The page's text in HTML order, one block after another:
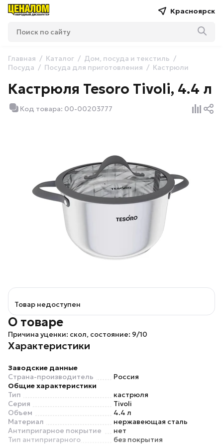
Красноярск
Главная Каталог
Дом, посуда и текстиль
Посуда
Посуда для приготовления Кастрюли
Кастрюля Tesoro Tivoli, 4.4 л
Код товара: 00-00203777
Товар недоступен
О товаре
Причина уценки: скол, состояние: 9/10
Характеристики
Заводские данные
Страна-производитель
Россия
Общие характеристики
Тип
кастрюля
Серия
Tivoli
Объем
4.4 л
Материал
нержавеющая сталь
Антипригарное покрытие
нет
Тип антипригарного
без покрытия